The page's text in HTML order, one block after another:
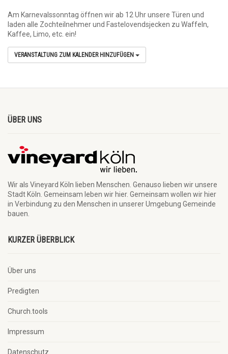
Am Karnevalssonntag öffnen wir ab 12 Uhr unsere Türen und
laden alle Zochteilnehmer und Fastelovendsjecken zu Waffeln,
Kaffee, Limo, etc. ein!
VERANSTALTUNG ZUM KALENDER HINZUFÜGEN
ÜBER UNS
Wir als Vineyard Köln lieben Menschen. Genauso lieben wir unsere
Stadt Köln. Gemeinsam leben wir hier. Gemeinsam wollen wir hier
in Verbindung zu den Menschen in unserer Umgebung Gemeinde
bauen.
KURZER ÜBERBLICK
Über uns
Predigten
Church.tools
Impressum
Datenschutz